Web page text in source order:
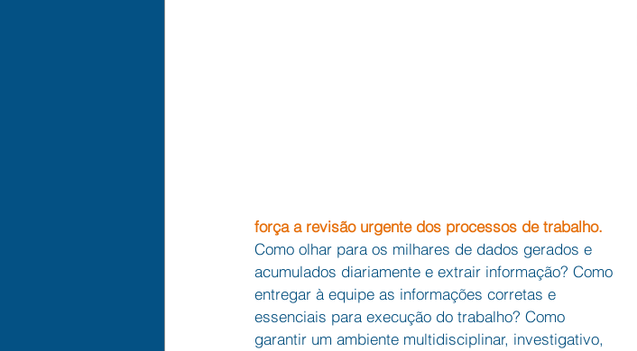
força a revisão urgente dos processos de trabalho.
Como olhar para os milhares de dados gerados e
acumulados diariamente e extrair informação? Como
entregar à equipe as informações corretas e
essenciais para execução do trabalho? Como
garantir um ambiente multidisciplinar, investigativo,